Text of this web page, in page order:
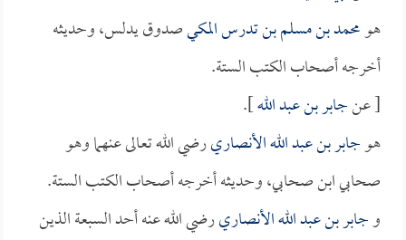
هومحمد بن مسلم بن تدرس المكيصدوق يدلس، وحديثه
أخرجه أصحاب الكتب الستة.
[ عنجابر بن عبد الله].
هوجابر بن عبد الله الأنصاريرضي الله تعالى عنهما وهو
صحابي ابن صحابي، وحديثه أخرجه أصحاب الكتب الستة.
وجابر بن عبد الله الأنصاريرضي الله عنه أحد السبعة الذين